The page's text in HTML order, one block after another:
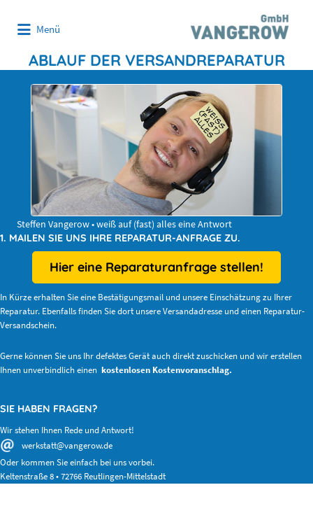
Menü
ABLAUF DER VERSANDREPARATUR
Steffen Vangerow • weiß auf (fast) alles eine Antwort
1. MAILEN SIE UNS IHRE REPARATUR-ANFRAGE ZU.
Hier eine Reparaturanfrage stellen!
In Kürze erhalten Sie eine Bestätigungsmail und unsere Einschätzung zu Ihrer
Reparatur. Ebenfalls finden Sie dort unsere Versandadresse und einen Reparatur-
Versandschein.
Gerne können Sie uns Ihr defektes Gerät auch direkt zuschicken und wir erstellen
Ihnen unverbindlich einen kostenlosen Kostenvoranschlag.
SIE HABEN FRAGEN?
Wir stehen Ihnen Rede und Antwort!
werkstatt@vangerow.de
Oder kommen Sie einfach bei uns vorbei.
Keltenstraße 8 • 72766 Reutlingen-Mittelstadt